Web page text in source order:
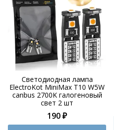
Светодиодная лампа
ElectroKot MiniMax T10 W5W
canbus 2700K галогеновый
свет 2 шт
190 ₽